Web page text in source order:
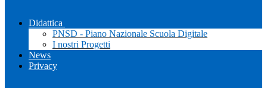
Didattica
PNSD - Piano Nazionale Scuola Digitale
I nostri Progetti
News
Privacy